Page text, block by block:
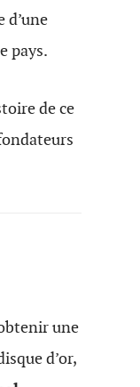
d’une
pays.
de ce
une
d’or,